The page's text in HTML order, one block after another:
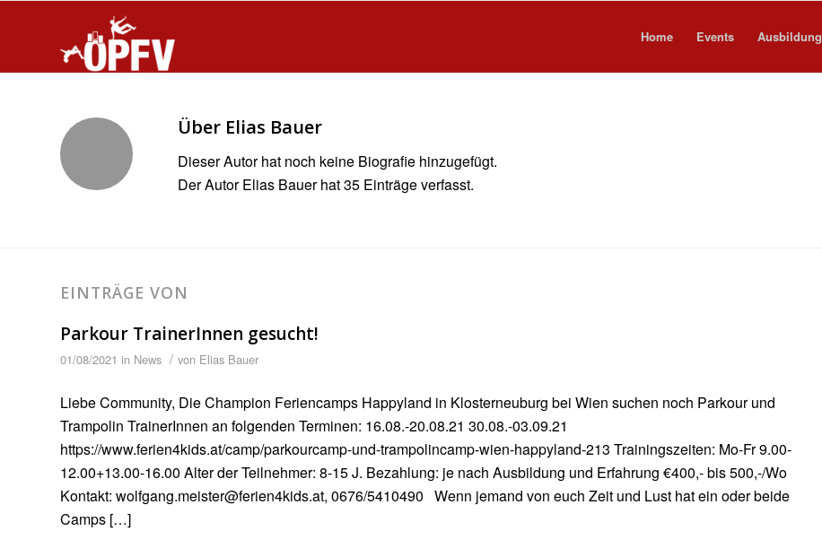
Home Events Ausbildung
Über Elias Bauer
Dieser Autor hat noch keine Biografie hinzugefügt.
Der AutorElias Bauerhat 35 Einträge verfasst.
EINTRÄGE VON
Parkour TrainerInnen gesucht!
01/08/2021 in News / von Elias Bauer
Liebe Community, Die Champion Feriencamps Happyland in Klosterneuburg bei Wien suchen noch Parkour und
Trampolin TrainerInnen an folgenden Terminen: 16.08.-20.08.21 30.08.-03.09.21
https://www.ferien4kids.at/camp/parkourcamp-und-trampolincamp-wien-happyland-213 Trainingszeiten: Mo-Fr 9.00-
12.00+13.00-16.00 Alter der Teilnehmer: 8-15 J. Bezahlung: je nach Ausbildung und Erfahrung €400,- bis 500,-/Wo
Kontakt: wolfgang.meister@ferien4kids.at, 0676/5410490 Wenn jemand von euch Zeit und Lust hat ein oder beide
Camps […]